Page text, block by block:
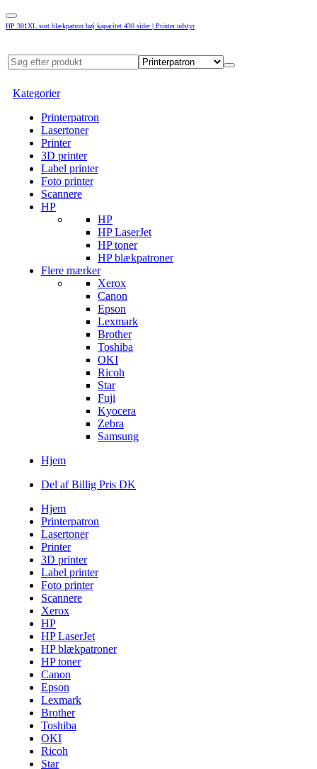
HP 301XL sort blækpatron høj kapacitet 430 sider | Printer udstyr
Kategorier
Printerpatron
Lasertoner
Printer
3D printer
Label printer
Foto printer
Scannere
HP
HP
HP LaserJet
HP toner
HP blækpatroner
Flere mærker
Xerox
Canon
Epson
Lexmark
Brother
Toshiba
OKI
Ricoh
Star
Fuji
Kyocera
Zebra
Samsung
Hjem
Del af Billig Pris DK
Hjem
Printerpatron
Lasertoner
Printer
3D printer
Label printer
Foto printer
Scannere
Xerox
HP
HP LaserJet
HP blækpatroner
HP toner
Canon
Epson
Lexmark
Brother
Toshiba
OKI
Ricoh
Star